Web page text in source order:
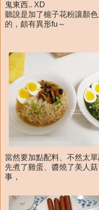
鬼東西.. XD
聽說是加了槴子花粉讓顏
的，頗有異形fu～
當然要加點配料、不然太單
先煮了雞蛋、醬燒了美人
事，